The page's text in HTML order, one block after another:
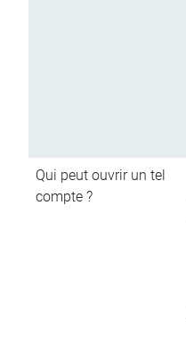
Qui peut ouvrir un tel
compte ?